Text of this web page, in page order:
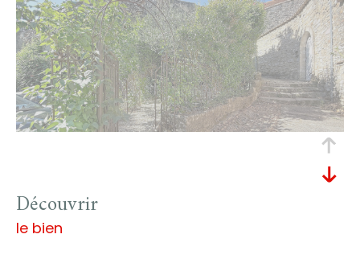
découvrir
le bien